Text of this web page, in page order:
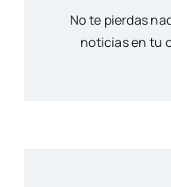
No te pierdas
noticias en tu